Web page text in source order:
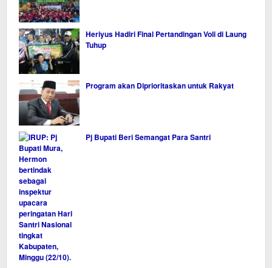
Heriyus Hadiri Final Pertandingan Voli di Laung
Tuhup
Program akan Diprioritaskan untuk Rakyat
Pj Bupati Beri Semangat Para Santri